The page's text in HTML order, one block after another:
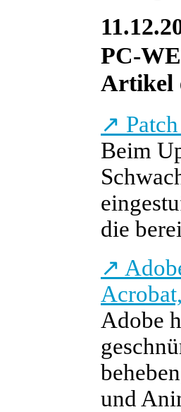
PC-
Artikel
↗
Beim
die
↗
Adobe
und